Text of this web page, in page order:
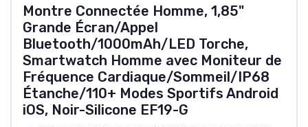
Montre Connectée Homme, 1,85"
Grande Écran/Appel
Bluetooth/1000mAh/LED Torche,
Smartwatch Homme avec Moniteur de
Fréquence Cardiaque/Sommeil/IP68
Étanche/110+ Modes Sportifs Android
iOS, Noir-Silicone EF19-G